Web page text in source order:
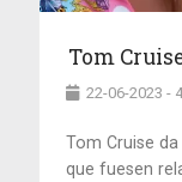
Tom
22-06-2023 -
Tom Cruise
que fuesen